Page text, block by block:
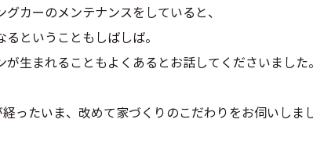
カーのメンテナンスをしていると、
ということもしばしば。
生まれることもよくあるとお話してくださいました。
ったいま、改めて家づくりのこだわりをお伺いしまし